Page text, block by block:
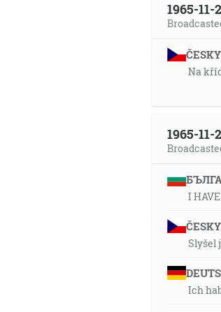
1965-
ČESKY
Na
1965-
I
ČESKY
Slyšel
Ich